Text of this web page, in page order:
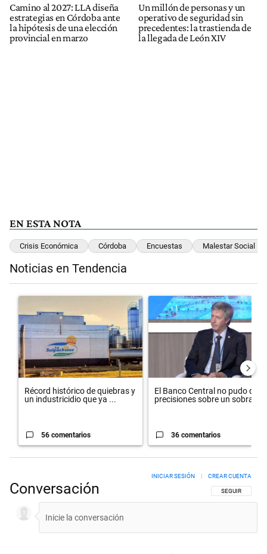
Camino al 2027: LLA diseña
estrategias en Córdoba ante
la hipótesis de una elección
provincial en marzo
Un millón de personas y un
operativo de seguridad sin
precedentes: la trastienda de
la llegada de León XIV
EN ESTA NOTA
Crisis Económica Córdoba Encuestas Malestar Social
Noticias en Tendencia
Un artículo de tendencia con el título "Récord histórico de
Récord histórico de quiebras y
un industricidio que ya ...
56 comentarios
Un artículo de tendencia con el
El Banco Central no pudo dar
precisiones sobre un sobra...
36 comentarios
Conversación SIGA ESTA
SEGUIR
INICIAR SESIÓN CREAR CUENTA